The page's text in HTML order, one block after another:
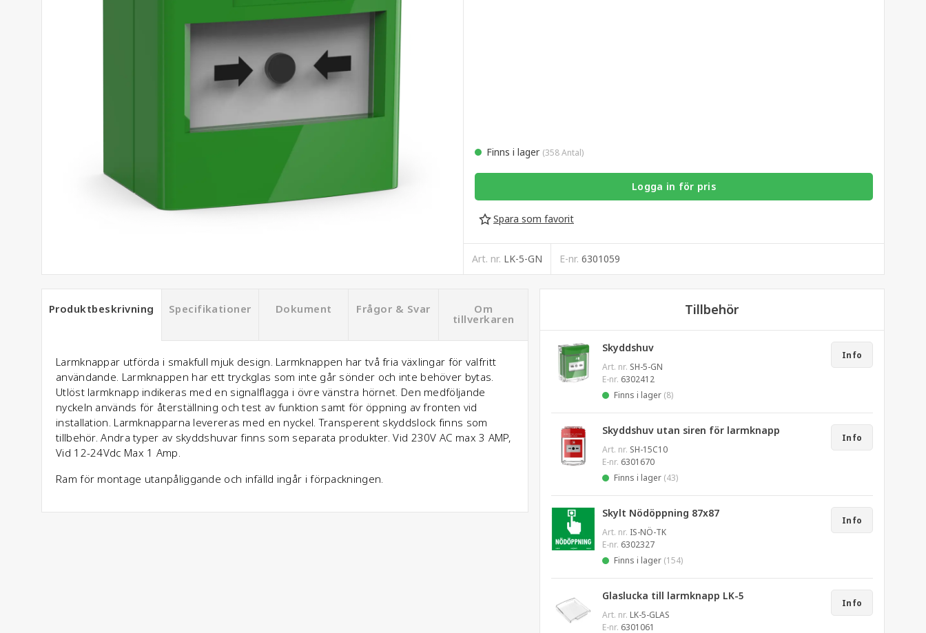
Finns i lager (358 Antal)
Logga in för pris
Spara som favorit
Art. nr. LK-5-GN E-nr. 6301059
Produktbeskrivning Specifikationer Dokument Frågor & Svar Om
tillverkaren
Larmknappar utförda i smakfull mjuk design. Larmknappen har två fria växlingar för valfritt
användande. Larmknappen har ett tryckglas som inte går sönder och inte behöver bytas.
Utlöst larmknapp indikeras med en signalflagga i övre vänstra hörnet. Den medföljande
nyckeln används för återställning och test av funktion samt för öppning av fronten vid
installation. Larmknapparna levereras med en nyckel. Transperent skyddslock finns som
tillbehör. Andra typer av skyddshuvar finns som separata produkter. Vid 230V AC max 3 AMP,
Vid 12-24Vdc Max 1 Amp.
Ram för montage utanpåliggande och infälld ingår i förpackningen.
Tillbehör
Skyddshuv
Art. nr. SH-5-GN
E-nr. 6302412
Finns i lager (8)
Info
Skyddshuv utan siren för larmknapp
Art. nr. SH-15C10
E-nr. 6301670
Finns i lager (43)
Info
Skylt Nödöppning 87x87
Art. nr. IS-NÖ-TK
E-nr. 6302327
Finns i lager (154)
Info
Glaslucka till larmknapp LK-5
Art. nr. LK-5-GLAS
E-nr. 6301061
Info